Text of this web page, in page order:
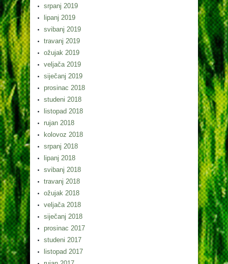
srpanj 2019
lipanj 2019
svibanj 2019
travanj 2019
ožujak 2019
veljača 2019
siječanj 2019
prosinac 2018
studeni 2018
listopad 2018
rujan 2018
kolovoz 2018
srpanj 2018
lipanj 2018
svibanj 2018
travanj 2018
ožujak 2018
veljača 2018
siječanj 2018
prosinac 2017
studeni 2017
listopad 2017